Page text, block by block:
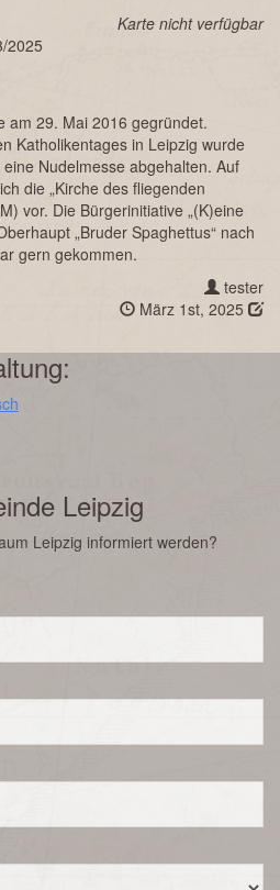
Karte nicht verfügbar
2025
am 29. Mai 2016 gegründet.
Katholikentages in Leipzig wurde
Nudelmesse abgehalten. Auf
die „Kirche des fliegenden
vor. Die Bürgerinitiative „(K)eine
„Bruder Spaghettus“ nach
gern gekommen.
tester
März 1st, 2025
Leipzig
Leipzig informiert werden?